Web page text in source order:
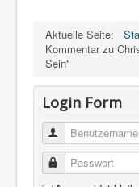
Aktuelle Seite:
Kommentar zu
Sein"
Login Form
Benutzername
Passwort